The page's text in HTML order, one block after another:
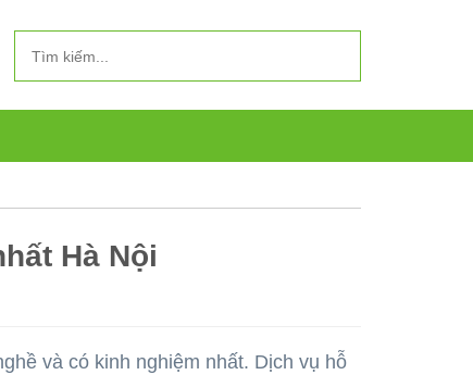
Hà Nội
và có kinh nghiệm nhất. Dịch vụ hỗ